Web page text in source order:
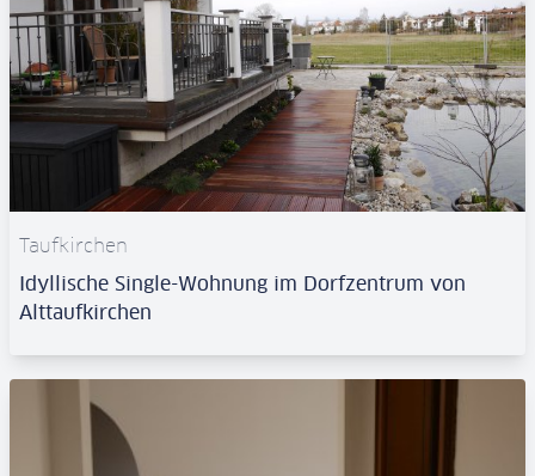
Taufkirchen
Idyllische Single-Wohnung im Dorfzentrum von
Alttaufkirchen